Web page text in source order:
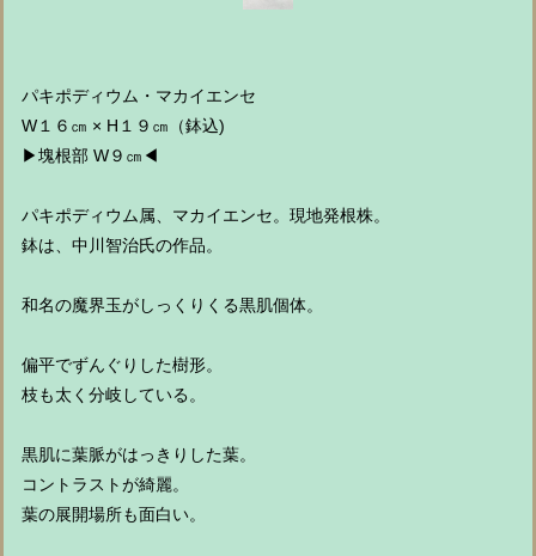
パキポディウム・マカイエンセ
W１６㎝ × H１９㎝（鉢込)
▶︎塊根部 W９㎝◀︎
パキポディウム属、マカイエンセ。現地発根株。
鉢は、中川智治氏の作品。
和名の魔界玉がしっくりくる黒肌個体。
偏平でずんぐりした樹形。
枝も太く分岐している。
黒肌に葉脈がはっきりした葉。
コントラストが綺麗。
葉の展開場所も面白い。